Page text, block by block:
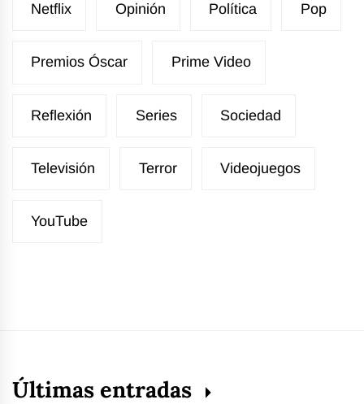
Netflix Opinión Política Pop
Premios Óscar Prime Video
Reflexión Series Sociedad
Televisión Terror Videojuegos
YouTube
Últimas entradas